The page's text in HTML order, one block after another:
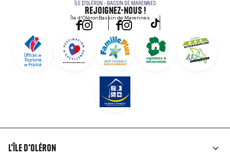
Rejoignez-nous !
Île d'OléronBassin de Marennes
Liens
L'île d'Oléron